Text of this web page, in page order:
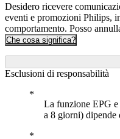
Desidero ricevere
eventi e promozioni Philips,
comportamento. Posso
Che cosa significa?
Esclusioni di responsabilità
La funzione EPG
a 8 giorni) dipende